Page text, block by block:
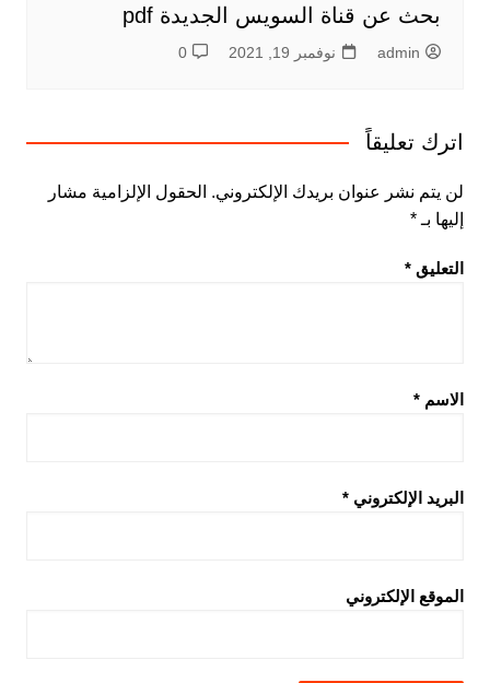
بحث عن قناة السويس الجديدة pdf
admin نوفمبر 19, 2021 0
اترك تعليقاً
لن يتم نشر عنوان بريدك الإلكتروني. الحقول الإلزامية مشار
إليها بـ *
التعليق *
الاسم *
البريد الإلكتروني *
الموقع الإلكتروني